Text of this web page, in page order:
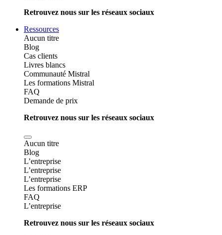
Retrouvez nous sur les réseaux sociaux
Ressources
Aucun titre
Blog
Cas clients
Livres blancs
Communauté Mistral
Les formations Mistral
FAQ
Demande de prix
Retrouvez nous sur les réseaux sociaux
Aucun titre
Blog
L’entreprise
L’entreprise
L’entreprise
Les formations ERP
FAQ
L’entreprise
Retrouvez nous sur les réseaux sociaux